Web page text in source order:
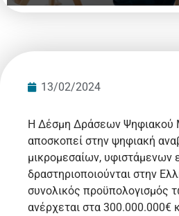
13/02/2024
Η Δέσμη Δράσεων Ψηφιακού
αποσκοπεί στην ψηφιακή
μικρομεσαίων, υφιστάμενων
δραστηριοποιούνται στην
συνολικός προϋπολογισμός
ανέρχεται στα 300.000.000€